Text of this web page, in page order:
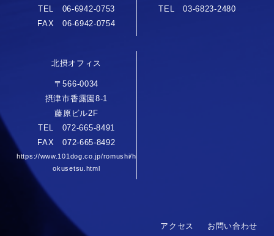
TEL 06-6942-0753
FAX 06-6942-0754
TEL 03-6823-2480
北摂オフィス
〒566-0034
摂津市香露園8-1
藤原ビル2F
TEL 072-665-8491
FAX 072-665-8492
https://www.101dog.co.jp/romushi/h
okusetsu.html
アクセス お問い合わせ